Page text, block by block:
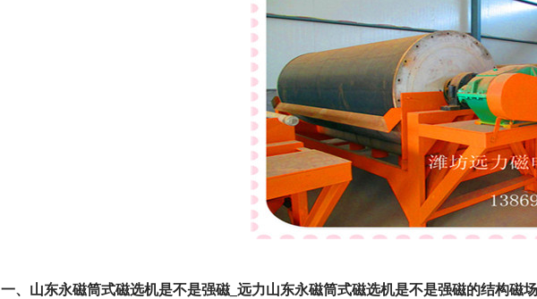
稀土永磁辊式强磁选机 RCT系
一、山东永磁筒式磁选机是不是强磁_远力山东永磁筒式磁选机是不是强磁的结构磁